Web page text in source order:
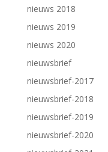
nieuws 2018
nieuws 2019
nieuws 2020
nieuwsbrief
nieuwsbrief-2017
nieuwsbrief-2018
nieuwsbrief-2019
nieuwsbrief-2020